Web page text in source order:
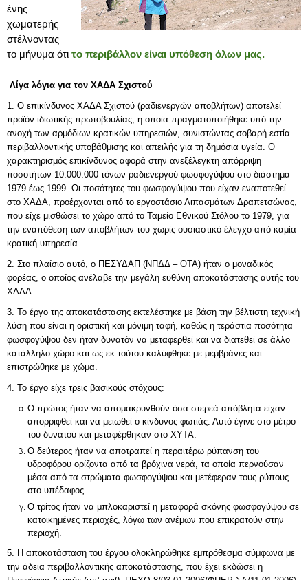
ένης
χωματερής
στέλνοντας
το μήνυμα ότι το περιβάλλον είναι υπόθεση όλων μας.
Λίγα λόγια για τον ΧΑΔΑ Σχιστού
1. Ο επικίνδυνος ΧΑΔΑ Σχιστού (ραδιενεργών αποβλήτων) αποτελεί
προϊόν ιδιωτικής πρωτοβουλίας, η οποία πραγματοποιήθηκε υπό την
ανοχή των αρμόδιων κρατικών υπηρεσιών, συνιστώντας σοβαρή εστία
περιβαλλοντικής υποβάθμισης και απειλής για τη δημόσια υγεία. Ο
χαρακτηρισμός επικίνδυνος αφορά στην ανεξέλεγκτη απόρριψη
ποσοτήτων 10.000.000 τόνων ραδιενεργού φωσφογύψου στο διάστημα
1979 έως 1999. Οι ποσότητες του φωσφογύψου που είχαν εναποτεθεί
στο ΧΑΔΑ, προέρχονται από το εργοστάσιο Λιπασμάτων Δραπετσώνας,
που είχε μισθώσει το χώρο από το Ταμείο Εθνικού Στόλου το 1979, για
την εναπόθεση των αποβλήτων του χωρίς ουσιαστικό έλεγχο από καμία
κρατική υπηρεσία.
2. Στο πλαίσιο αυτό, ο ΠΕΣΥΔΑΠ (ΝΠΔΔ – ΟΤΑ) ήταν ο μοναδικός
φορέας, ο οποίος ανέλαβε την μεγάλη ευθύνη αποκατάστασης αυτής του
ΧΑΔΑ.
3. Το έργο της αποκατάστασης εκτελέστηκε με βάση την βέλτιστη τεχνική
λύση που είναι η οριστική και μόνιμη ταφή, καθώς η τεράστια ποσότητα
φωσφογύψου δεν ήταν δυνατόν να μεταφερθεί και να διατεθεί σε άλλο
κατάλληλο χώρο και ως εκ τούτου καλύφθηκε με μεμβράνες και
επιστρώθηκε με χώμα.
4. Το έργο είχε τρεις βασικούς στόχους:
Ο πρώτος ήταν να απομακρυνθούν όσα στερεά απόβλητα είχαν
απορριφθεί και να μειωθεί ο κίνδυνος φωτιάς. Αυτό έγινε στο μέτρο
του δυνατού και μεταφέρθηκαν στο ΧΥΤΑ.
Ο δεύτερος ήταν να αποτραπεί η περαιτέρω ρύπανση του
υδροφόρου ορίζοντα από τα βρόχινα νερά, τα οποία περνούσαν
μέσα από τα στρώματα φωσφογύψου και μετέφεραν τους ρύπους
στο υπέδαφος.
Ο τρίτος ήταν να μπλοκαριστεί η μεταφορά σκόνης φωσφογύψου σε
κατοικημένες περιοχές, λόγω των ανέμων που επικρατούν στην
περιοχή.
5. Η αποκατάσταση του έργου ολοκληρώθηκε εμπρόθεσμα σύμφωνα με
την άδεια περιβαλλοντικής αποκατάστασης, που έχει εκδώσει η